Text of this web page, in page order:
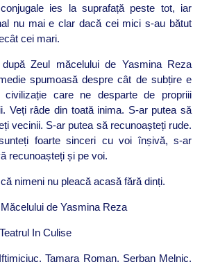
ies la suprafață peste tot, iar
nu mai e clar dacă cei mici s-au bătut
cei mari.
după Zeul măcelului de Yasmina Reza
spumoasă despre cât de subțire e
civilizație care ne desparte de propriii
Veți râde din toată inima. S-ar putea să
vecinii. S-ar putea să recunoașteți rude.
foarte sinceri cu voi înșivă, s-ar
recunoașteți și pe voi.
nimeni nu pleacă acasă fără dinți.
de Yasmina Reza
In Culise
Tamara Roman, Șerban Melnic,